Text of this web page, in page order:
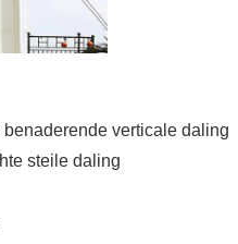
verticale daling
steile daling